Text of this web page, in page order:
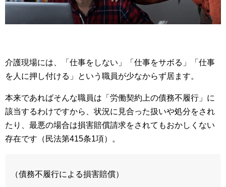
介護現場には、「仕事をしない」「仕事をサボる」「仕事
を人に押し付ける」という職員が少なからず居ます。
本来であればそんな職員は「労働契約上の債務不履行」に
該当するわけですから、状況に見合った扱いや処分をされ
たり、最悪の場合は損害賠償請求をされてもおかしくない
存在です（民法第415条1項）。
（債務不履行による損害賠償）